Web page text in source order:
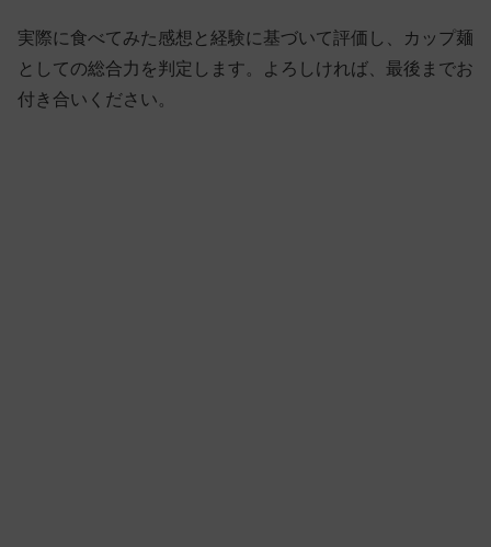
実際に食べてみた感想と経験に基づいて評価し、カップ麺
としての総合力を判定します。よろしければ、最後までお
付き合いください。